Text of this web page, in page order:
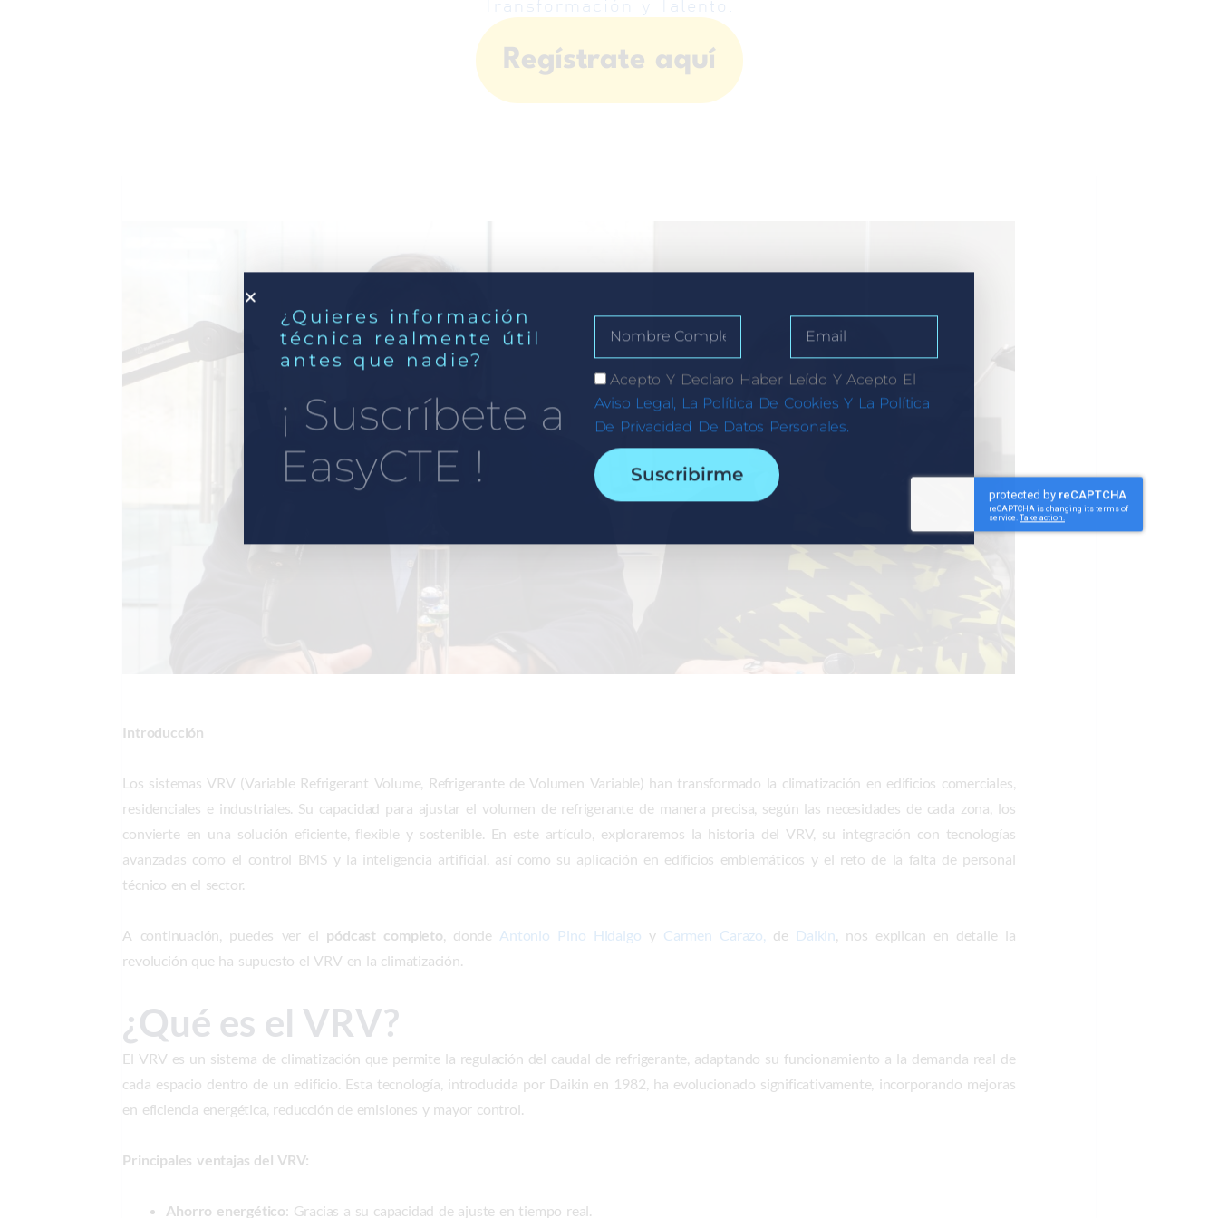
Transformación y Talento.
Regístrate aquí
Introducción
Los sistemas VRV (Variable Refrigerant Volume, Refrigerante de Volumen Variable) han transformado la climatización en edificios comerciales,
residenciales e industriales. Su capacidad para ajustar el volumen de refrigerante de manera precisa, según las necesidades de cada zona, los
convierte en una solución eficiente, flexible y sostenible. En este artículo, exploraremos la historia del VRV, su integración con tecnologías
avanzadas como el control BMS y la inteligencia artificial, así como su aplicación en edificios emblemáticos y el reto de la falta de personal
técnico en el sector.
A continuación, puedes ver el pódcast completo, donde Antonio Pino Hidalgo y Carmen Carazo, de Daikin, nos explican en detalle la
revolución que ha supuesto el VRV en la climatización.
¿Qué es el VRV?
El VRV es un sistema de climatización que permite la regulación del caudal de refrigerante, adaptando su funcionamiento a la demanda real de
cada espacio dentro de un edificio. Esta tecnología, introducida por Daikin en 1982, ha evolucionado significativamente, incorporando mejoras
en eficiencia energética, reducción de emisiones y mayor control.
Principales ventajas del VRV:
Ahorro energético: Gracias a su capacidad de ajuste en tiempo real.
¿Quieres información
técnica realmente útil
antes que nadie?
¡ Suscríbete a
EasyCTE !
Acepto Y Declaro Haber Leído Y Acepto El
Aviso Legal, La Política De Cookies Y La Política
De Privacidad De Datos Personales.
Suscribirme